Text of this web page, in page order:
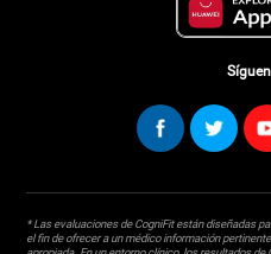
* Las evaluaciones de CogniFit están diseñadas
el fin de ofrecer a un médico información